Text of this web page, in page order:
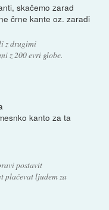
skačemo zarad
črne kante oz. zaradi
z drugimi
z 200 evri globe.
kanto za ta
postavit
plačevat ljudem za